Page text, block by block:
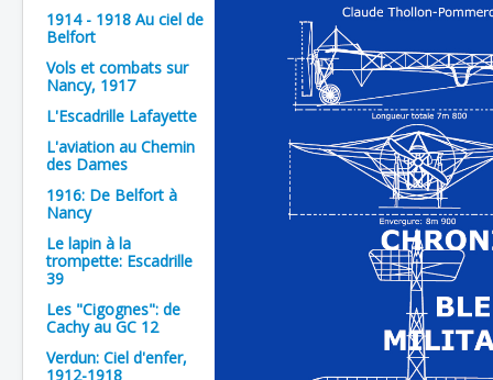
Les As
Cahiers des As
1914 - 1918 Au ciel de
Belfort
Vols et combats sur
Nancy, 1917
L'Escadrille Lafayette
L'aviation au Chemin
des Dames
1916: De Belfort à
Nancy
Le lapin à la
trompette: Escadrille
39
Les "Cigognes": de
Cachy au GC 12
Verdun: Ciel d'enfer,
1912-1918